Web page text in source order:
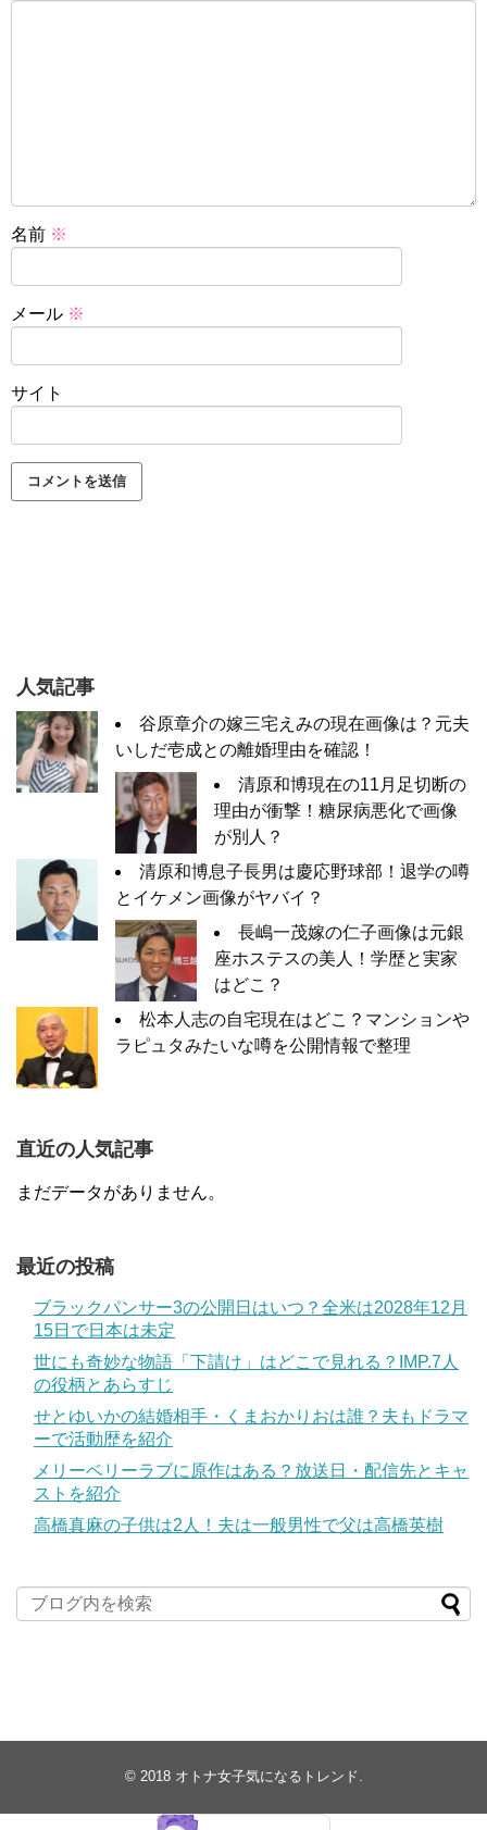
名前 ※
メール ※
サイト
人気記事
谷原章介の嫁三宅えみの現在画像は？元夫
いしだ壱成との離婚理由を確認！
清原和博現在の11月足切断の
理由が衝撃！糖尿病悪化で画像
が別人？
清原和博息子長男は慶応野球部！退学の噂
とイケメン画像がヤバイ？
長嶋一茂嫁の仁子画像は元銀
座ホステスの美人！学歴と実家
はどこ？
松本人志の自宅現在はどこ？マンションや
ラピュタみたいな噂を公開情報で整理
直近の人気記事
まだデータがありません。
最近の投稿
ブラックパンサー3の公開日はいつ？全米は2028年12月
15日で日本は未定
世にも奇妙な物語「下請け」はどこで見れる？IMP.7人
の役柄とあらすじ
せとゆいかの結婚相手・くまおかりおは誰？夫もドラマ
ーで活動歴を紹介
メリーベリーラブに原作はある？放送日・配信先とキャ
ストを紹介
高橋真麻の子供は2人！夫は一般男性で父は高橋英樹
© 2018 オトナ女子気になるトレンド.